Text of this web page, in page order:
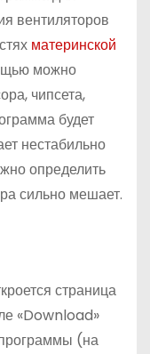
вентиляторов
материнской
можно
чипсета,
будет
нестабильно
определить
сильно мешает.
страница
«Download»
(на